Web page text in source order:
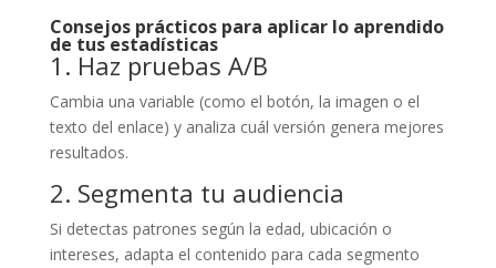
Consejos prácticos para aplicar lo aprendido
de tus estadísticas
1. Haz pruebas A/B
Cambia una variable (como el botón, la imagen o el
texto del enlace) y analiza cuál versión genera mejores
resultados.
2. Segmenta tu audiencia
Si detectas patrones según la edad, ubicación o
intereses, adapta el contenido para cada segmento